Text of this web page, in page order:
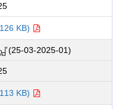
KB)
(25-03-2025-01)
KB)